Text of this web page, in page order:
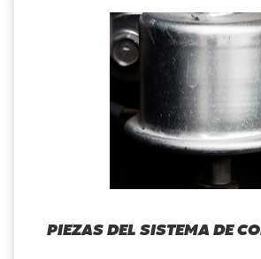
PIEZAS DEL SISTEMA DE